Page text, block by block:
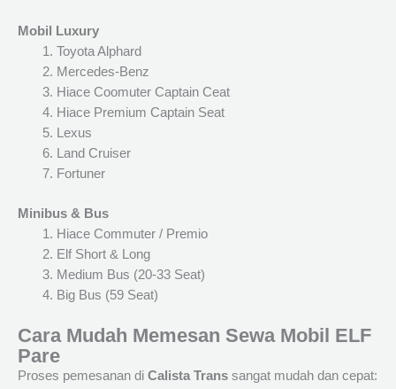
Mobil Luxury
Toyota Alphard
Mercedes-Benz
Hiace Coomuter Captain Ceat
Hiace Premium Captain Seat
Lexus
Land Cruiser
Fortuner
Minibus & Bus
Hiace Commuter / Premio
Elf Short & Long
Medium Bus (20-33 Seat)
Big Bus (59 Seat)
Cara Mudah Memesan Sewa Mobil ELF
Pare
Proses pemesanan di Calista Trans sangat mudah dan cepat: